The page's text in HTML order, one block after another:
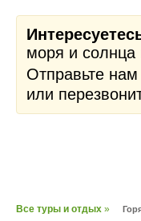
моря и солнца
Отправьте нам
или
Все туры и отдых »